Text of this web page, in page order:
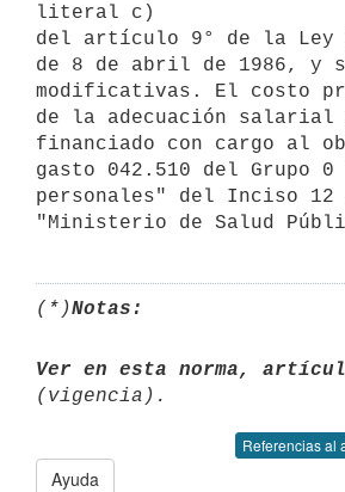
literal c)
del artículo 9° de la Ley
de 8 de abril de 1986, y
modificativas. El costo
de la adecuación salarial
financiado con cargo al
gasto 042.510 del Grupo
personales" del Inciso 12
"Ministerio de Salud
(*)Notas:
Ver en esta norma,
Referencias al
Ayuda